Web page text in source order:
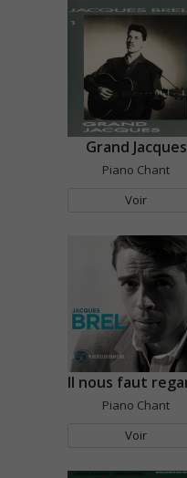
Grand Jacques
Piano Chant
Voir
Piano Chant
Voir